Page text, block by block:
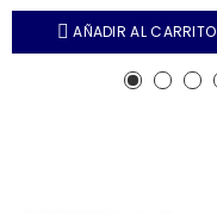
AÑADIR AL CARRITO